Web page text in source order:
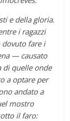
e della gloria.
i ragazzi
dovuto fare i
— causato
di quelle onde
a optare per
andato a
mostro
il faro: